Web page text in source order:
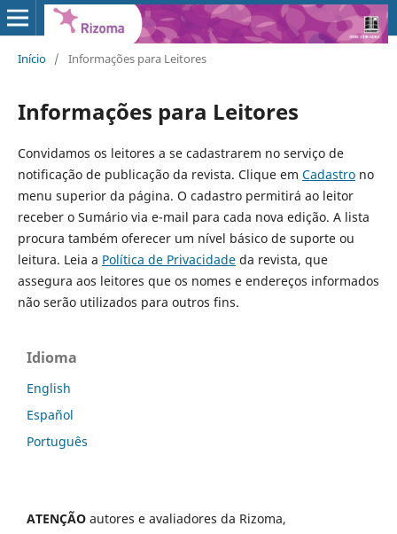
Início / Informações para Leitores
Informações para Leitores
Convidamos os leitores a se cadastrarem no serviço de
notificação de publicação da revista. Clique em Cadastrono
menu superior da página. O cadastro permitirá ao leitor
receber o Sumário via e-mail para cada nova edição. A lista
procura também oferecer um nível básico de suporte ou
leitura. Leia a Política de Privacidadeda revista, que
assegura aos leitores que os nomes e endereços informados
não serão utilizados para outros fins.
Idioma
English
Español
Português
ATENÇÃO autores e avaliadores da Rizoma,